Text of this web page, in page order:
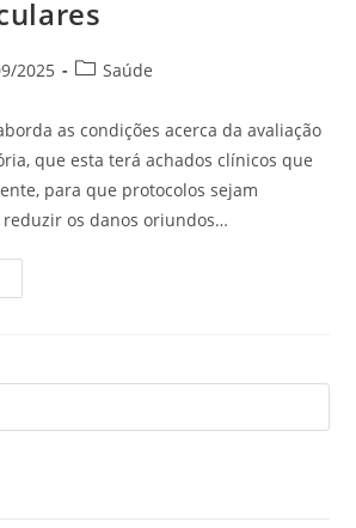
2025 Saúde
as condições acerca da avaliação
que esta terá achados clínicos que
para que protocolos sejam
os danos oriundos…